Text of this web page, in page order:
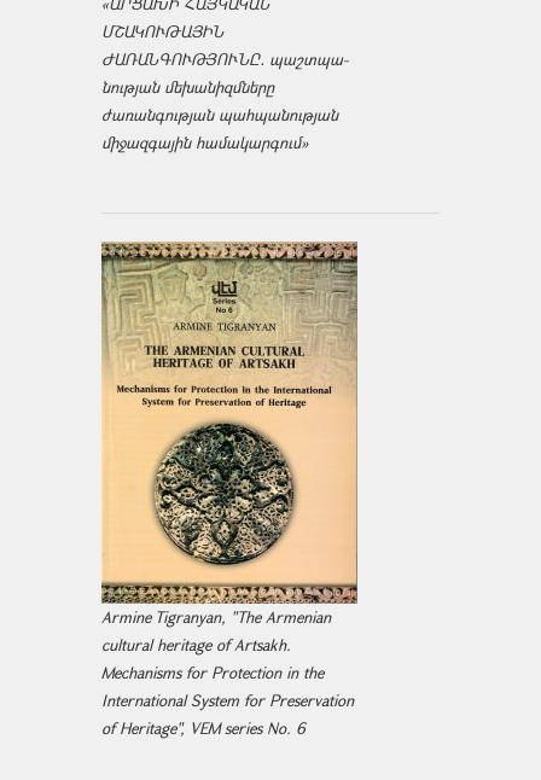
ՄՇԱԿՈՒԹԱՅԻՆ
ԺԱՌԱՆԳՈՒԹՅՈՒՆԸ․ պաշտպա­
նության մեխանիզմները
ժառանգության պահպանության
միջազ­գային համակարգում»
Armine Tigranyan, "The Armenian
cultural heritage of Artsakh.
Mechanisms for Protection in the
International System for Preservation
of Heritage", VEM series No. 6